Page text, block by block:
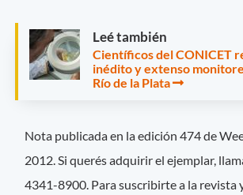
Leé también
Científicos del CONICET
inédito y extenso
Río de la Plata
Nota publicada en la edición 474 de
2012. Si querés adquirir el ejemplar,
4341-8900. Para suscribirte a la revista